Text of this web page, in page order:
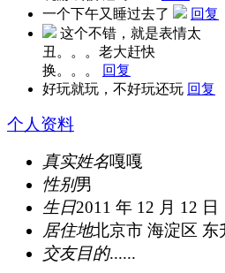
一个下午又睡过去了
回复
这个不错，就是表情太
丑。。。老大赶快
换。。。
回复
好玩就玩，不好玩还玩 回复
个人资料
真实姓名嘎嘎
性别男
生日2011 年 12 月 12 日
居住地北京市 海淀区 东
交友目的......